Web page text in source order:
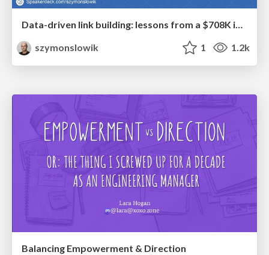
szymonslowik
1 1.2k
Balancing Empowerment & Direction